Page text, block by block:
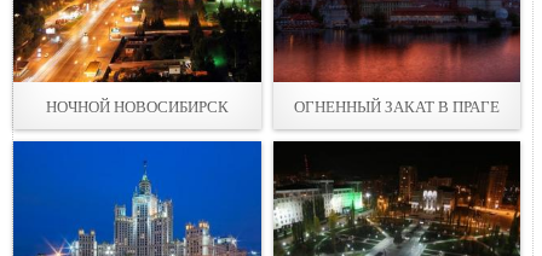
НОЧНОЙ НОВОСИБИРСК ОГНЕННЫЙ ЗАКАТ В ПРАГЕ